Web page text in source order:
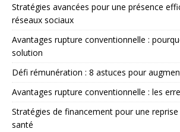
Stratégies avancées pour une présence
réseaux sociaux
Avantages rupture conventionnelle :
solution
Défi rémunération : 8 astuces pour
Avantages rupture conventionnelle : les
Stratégies de financement pour une reprise
santé